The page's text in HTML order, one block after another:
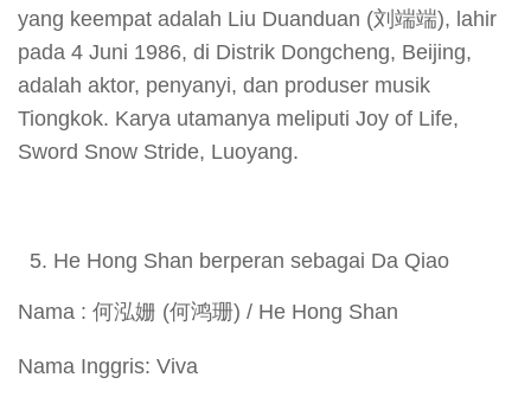
yang keempat adalah Liu Duanduan (刘端端), lahir
pada 4 Juni 1986, di Distrik Dongcheng, Beijing,
adalah aktor, penyanyi, dan produser musik
Tiongkok. Karya utamanya meliputi Joy of Life,
Sword Snow Stride, Luoyang.
He Hong Shan berperan sebagai Da Qiao
Nama : 何泓姗 (何鸿珊) / He Hong Shan
Nama Inggris: Viva